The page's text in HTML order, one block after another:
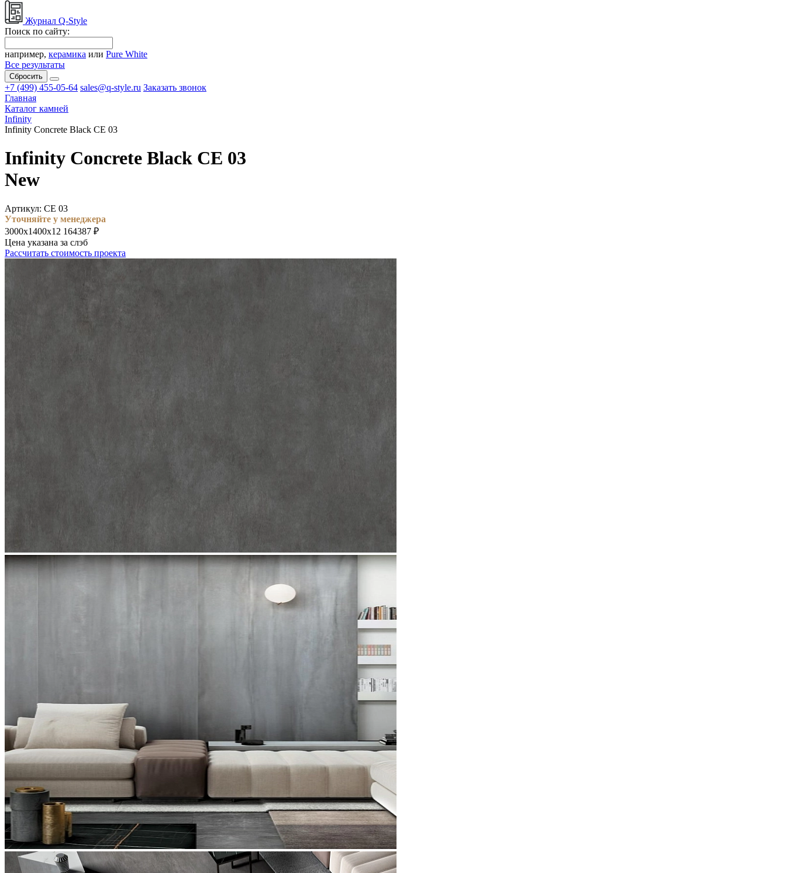
Журнал Q-Style
Поиск по сайту:
например, керамика или Pure White
Все результаты
Сбросить
+7 (499) 455-05-64 sales@q-style.ru Заказать звонок
Главная
Каталог камней
Infinity
Infinity Concrete Black CE 03
Infinity Concrete Black CE 03
New
Артикул: CE 03
Уточняйте у менеджера
3000х1400х12 164387 ₽
Цена указана за слэб
Рассчитать стоимость проекта